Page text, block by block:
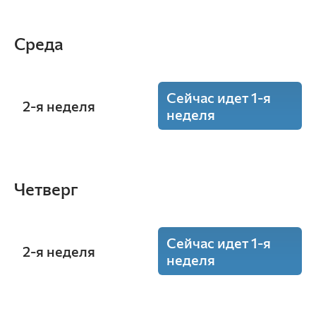
Среда
2-я неделя
Сейчас идет 1-я
неделя
Ю-32.2-25o
Ю-32.3-25o
Четверг
2-я неделя
Сейчас идет 1-я
неделя